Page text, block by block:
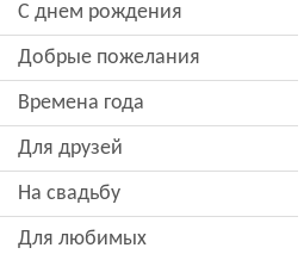
c днем рождения
добрые пожелания
времена года
для друзей
на свадьбу
для любимых